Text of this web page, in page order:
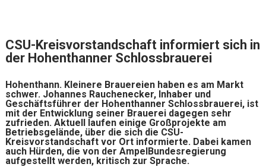
CSU-Kreisvorstandschaft informiert sich in
der Hohenthanner Schlossbrauerei
Hohenthann. Kleinere Brauereien haben es am Markt
schwer. Johannes Rauchenecker, Inhaber und
Geschäftsführer der Hohenthanner Schlossbrauerei, ist
mit der Entwicklung seiner Brauerei dagegen sehr
zufrieden. Aktuell laufen einige Großprojekte am
Betriebsgelände, über die sich die CSU-
Kreisvorstandschaft vor Ort informierte. Dabei kamen
auch Hürden, die von der AmpelBundesregierung
aufgestellt werden, kritisch zur Sprache.